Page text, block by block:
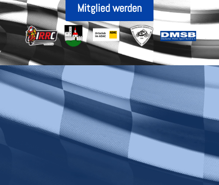
Mitglied werden